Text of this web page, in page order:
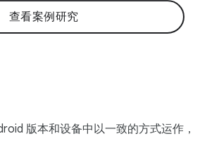
查看案例研究
版本和设备中以一致的方式运作，